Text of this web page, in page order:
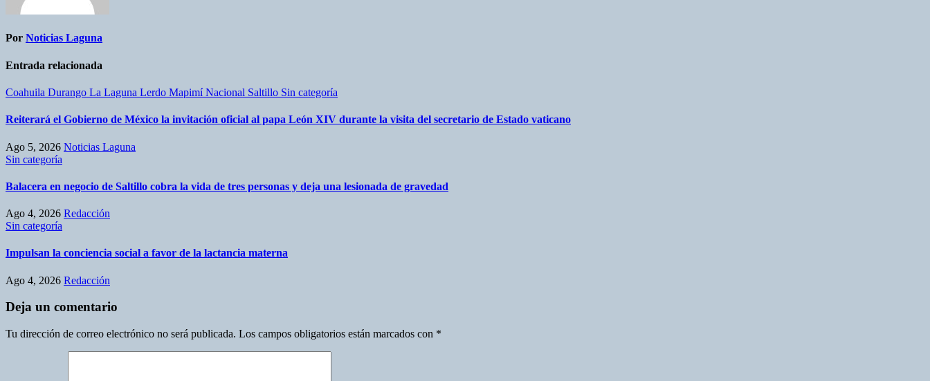
Por Noticias Laguna
Entrada relacionada
Coahuila Durango La Laguna Lerdo MapimíNacional Saltillo Sin categoría
Reiterará el Gobierno de México la invitación oficial al papa León XIV durante la visita del secretario de Estado vaticano
Ago 5, 2026 Noticias Laguna
Sin categoría
Balacera en negocio de Saltillo cobra la vida de tres personas y deja una lesionada de gravedad
Ago 4, 2026 Redacción
Sin categoría
Impulsan la conciencia social a favor de la lactancia materna
Ago 4, 2026 Redacción
Deja un comentario
Tu dirección de correo electrónico no será publicada. Los campos obligatorios están marcados con *